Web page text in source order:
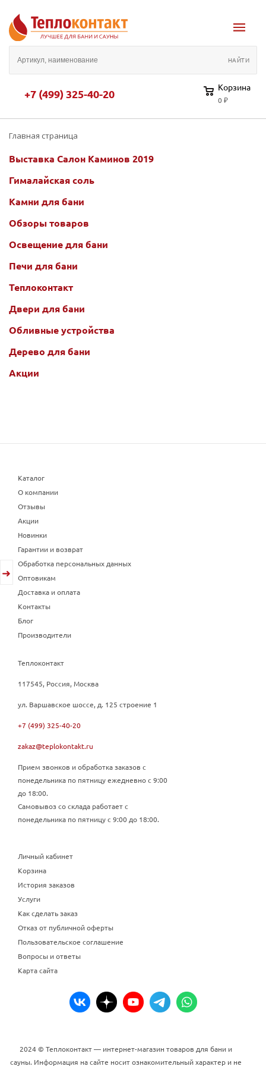
+7 (499) 325-40-20 Корзина
0 ₽
Главная страница
Выставка Салон Каминов 2019
Гималайская соль
Камни для бани
Обзоры товаров
Освещение для бани
Печи для бани
Теплоконтакт
Двери для бани
Обливные устройства
Дерево для бани
Акции
Каталог
О компании
Отзывы
Акции
Новинки
Гарантии и возврат
Обработка персональных данных
Оптовикам
Доставка и оплата
Контакты
Блог
Производители
Теплоконтакт
117545, Россия, Москва
ул. Варшавское шоссе, д. 125 строение 1
+7 (499) 325-40-20
zakaz@teplokontakt.ru
Прием звонков и обработка заказов с
понедельника по пятницу ежедневно с 9:00
до 18:00.
Самовывоз со склада работает с
понедельника по пятницу с 9:00 до 18:00.
Личный кабинет
Корзина
История заказов
Услуги
Как сделать заказ
Отказ от публичной оферты
Пользовательское соглашение
Вопросы и ответы
Карта сайта
2024 © Теплоконтакт — интернет-магазин товаров для бани и
сауны. Информация на сайте носит ознакомительный характер и не